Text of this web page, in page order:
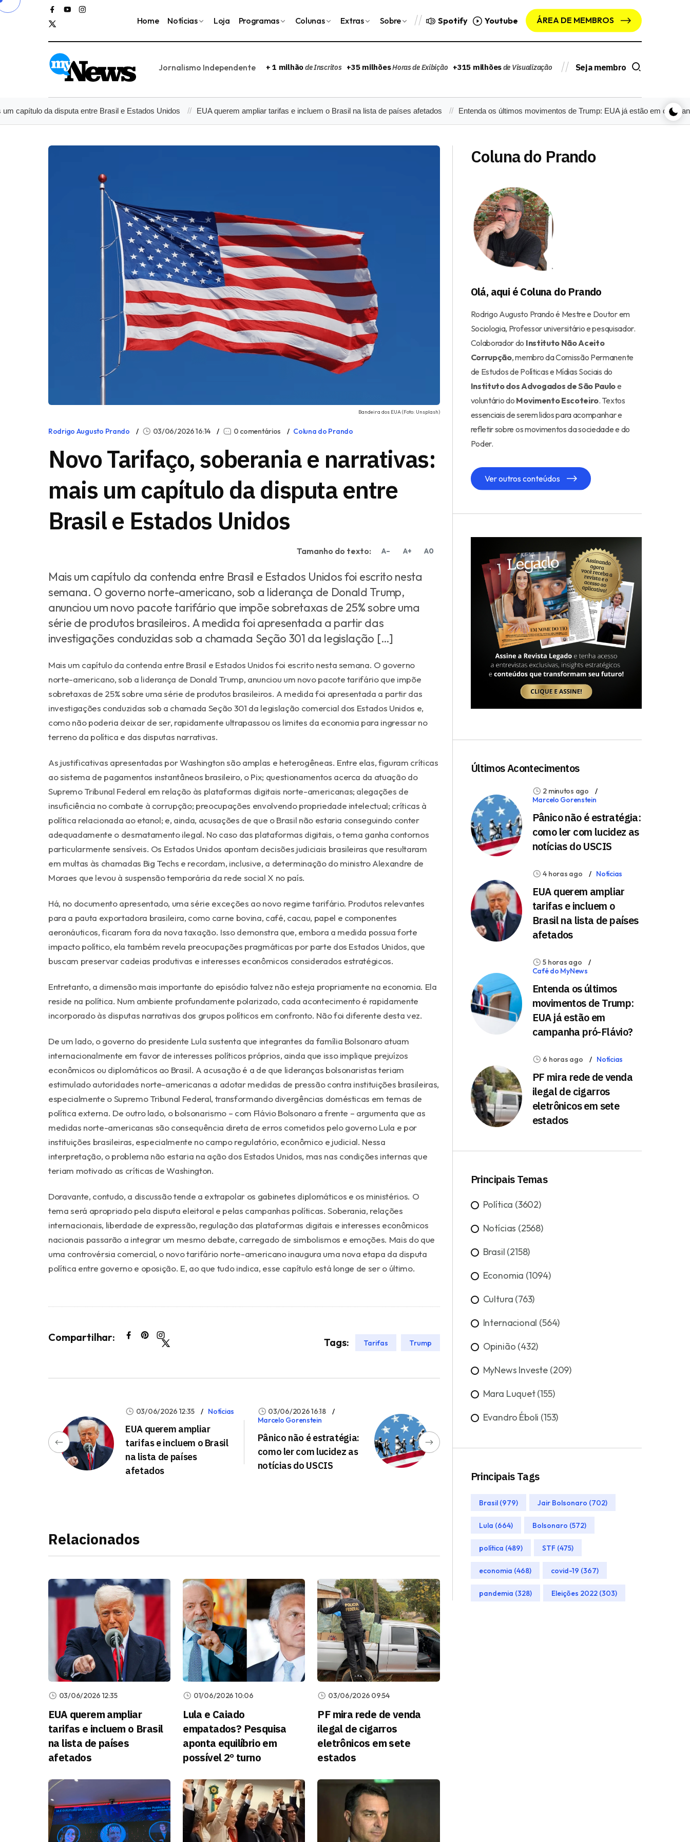
Home Notícias Loja Programas Colunas Extras Sobre Spotify Youtube ÁREA DE MEMBROS
Jornalismo Independente + 1 milhãode Inscritos +35 milhõesHoras de Exibição +315 milhõesde Visualização Seja membro
da disputa entre Brasil e Estados Unidos EUA querem ampliar tarifas e incluem o Brasil na lista de países afetados Entenda os últimos movimentos de Trump: EUA já estão em campanha pró-
Bandeira dos EUA (Foto: Unsplash)
Rodrigo Augusto Prando 03/06/2026 16:14 0 comentários Coluna do Prando
Novo Tarifaço, soberania e narrativas:
mais um capítulo da disputa entre
Brasil e Estados Unidos
Tamanho do texto: A– A+ A0
Mais um capítulo da contenda entre Brasil e Estados Unidos foi escrito nesta
semana. O governo norte-americano, sob a liderança de Donald Trump,
anunciou um novo pacote tarifário que impõe sobretaxas de 25% sobre uma
série de produtos brasileiros. A medida foi apresentada a partir das
investigações conduzidas sob a chamada Seção 301 da legislação […]
Mais um capítulo da contenda entre Brasil e Estados Unidos foi escrito nesta semana. O governo
norte-americano, sob a liderança de Donald Trump, anunciou um novo pacote tarifário que impõe
sobretaxas de 25% sobre uma série de produtos brasileiros. A medida foi apresentada a partir das
investigações conduzidas sob a chamada Seção 301 da legislação comercial dos Estados Unidos e,
como não poderia deixar de ser, rapidamente ultrapassou os limites da economia para ingressar no
terreno da política e das disputas narrativas.
As justificativas apresentadas por Washington são amplas e heterogêneas. Entre elas, figuram críticas
ao sistema de pagamentos instantâneos brasileiro, o Pix; questionamentos acerca da atuação do
Supremo Tribunal Federal em relação às plataformas digitais norte-americanas; alegações de
insuficiência no combate à corrupção; preocupações envolvendo propriedade intelectual; críticas à
política relacionada ao etanol; e, ainda, acusações de que o Brasil não estaria conseguindo conter
adequadamente o desmatamento ilegal. No caso das plataformas digitais, o tema ganha contornos
particularmente sensíveis. Os Estados Unidos apontam decisões judiciais brasileiras que resultaram
em multas às chamadas Big Techs e recordam, inclusive, a determinação do ministro Alexandre de
Moraes que levou à suspensão temporária da rede social X no país.
Há, no documento apresentado, uma série exceções ao novo regime tarifário. Produtos relevantes
para a pauta exportadora brasileira, como carne bovina, café, cacau, papel e componentes
aeronáuticos, ficaram fora da nova taxação. Isso demonstra que, embora a medida possua forte
impacto político, ela também revela preocupações pragmáticas por parte dos Estados Unidos, que
buscam preservar cadeias produtivas e interesses econômicos considerados estratégicos.
Entretanto, a dimensão mais importante do episódio talvez não esteja propriamente na economia. Ela
reside na política. Num ambiente profundamente polarizado, cada acontecimento é rapidamente
incorporado às disputas narrativas dos grupos políticos em confronto. Não foi diferente desta vez.
De um lado, o governo do presidente Lula sustenta que integrantes da família Bolsonaro atuam
internacionalmente em favor de interesses políticos próprios, ainda que isso implique prejuízos
econômicos ou diplomáticos ao Brasil. A acusação é a de que lideranças bolsonaristas teriam
estimulado autoridades norte-americanas a adotar medidas de pressão contra instituições brasileiras,
especialmente o Supremo Tribunal Federal, transformando divergências domésticas em temas de
política externa. De outro lado, o bolsonarismo – com Flávio Bolsonaro a frente – argumenta que as
medidas norte-americanas são consequência direta de erros cometidos pelo governo Lula e por
instituições brasileiras, especialmente no campo regulatório, econômico e judicial. Nessa
interpretação, o problema não estaria na ação dos Estados Unidos, mas nas condições internas que
teriam motivado as críticas de Washington.
Doravante, contudo, a discussão tende a extrapolar os gabinetes diplomáticos e os ministérios. O
tema será apropriado pela disputa eleitoral e pelas campanhas políticas. Soberania, relações
internacionais, liberdade de expressão, regulação das plataformas digitais e interesses econômicos
nacionais passarão a integrar um mesmo debate, carregado de simbolismos e emoções. Mais do que
uma controvérsia comercial, o novo tarifário norte-americano inaugura uma nova etapa da disputa
política entre governo e oposição. E, ao que tudo indica, esse capítulo está longe de ser o último.
Compartilhar: Tags: Tarifas Trump
03/06/2026 12:35 Notícias
EUA querem ampliar
tarifas e incluem o Brasil
na lista de países
afetados
03/06/2026 16:18
Marcelo Gorenstein
Pânico não é estratégia:
como ler com lucidez as
notícias do USCIS
Relacionados
03/06/2026 12:35
EUA querem ampliar
tarifas e incluem o Brasil
na lista de países
afetados
01/06/2026 10:06
Lula e Caiado
empatados? Pesquisa
aponta equilíbrio em
possível 2º turno
03/06/2026 09:54
PF mira rede de venda
ilegal de cigarros
eletrônicos em sete
estados
Coluna do Prando
Olá, aqui é Coluna do Prando
Rodrigo Augusto Prando é Mestre e Doutor em
Sociologia, Professor universitário e pesquisador.
Colaborador do Instituto Não Aceito
Corrupção, membro da Comissão Permanente
de Estudos de Políticas e Mídias Sociais do
Instituto dos Advogados de São Pauloe
voluntário do Movimento Escoteiro. Textos
essenciais de serem lidos para acompanhar e
refletir sobre os movimentos da sociedade e do
Poder.
Ver outros conteúdos
Últimos Acontecimentos
2 minutos ago
Marcelo Gorenstein
Pânico não é estratégia:
como ler com lucidez as
notícias do USCIS
4 horas ago Notícias
EUA querem ampliar
tarifas e incluem o
Brasil na lista de países
afetados
5 horas ago
Café do MyNews
Entenda os últimos
movimentos de Trump:
EUA já estão em
campanha pró-Flávio?
6 horas ago Notícias
PF mira rede de venda
ilegal de cigarros
eletrônicos em sete
estados
Principais Temas
Política (3602)
Notícias (2568)
Brasil (2158)
Economia (1094)
Cultura (763)
Internacional (564)
Opinião (432)
MyNews Investe (209)
Mara Luquet (155)
Evandro Éboli (153)
Principais Tags
Brasil (979) Jair Bolsonaro (702)
Lula (664) Bolsonaro (572)
política (489) STF (475)
economia (468) covid-19 (367)
pandemia (328) Eleições 2022 (303)